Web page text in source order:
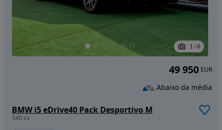
1 / 6
BMW i5 eDrive40 Pack Desportivo M
340 cv
49 950 EUR
Abaixo da média